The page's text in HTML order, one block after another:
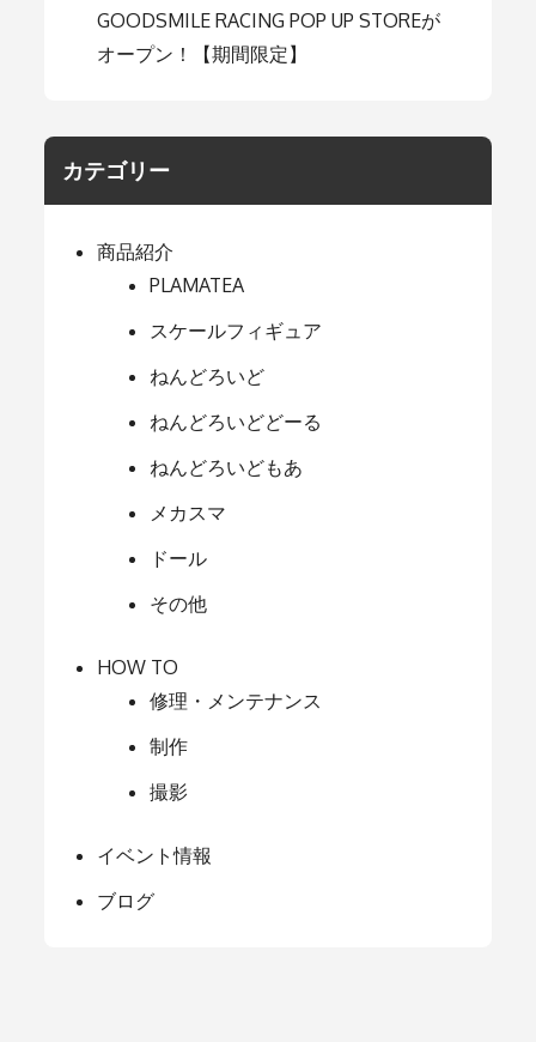
GOODSMILE RACING POP UP STOREが
オープン！【期間限定】
カテゴリー
商品紹介
PLAMATEA
スケールフィギュア
ねんどろいど
ねんどろいどどーる
ねんどろいどもあ
メカスマ
ドール
その他
HOW TO
修理・メンテナンス
制作
撮影
イベント情報
ブログ